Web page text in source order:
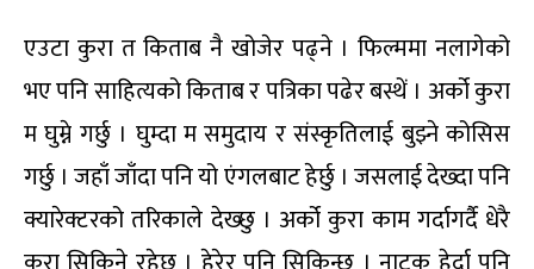
एउटा कुरा त किताब नै खोजेर पढ्ने । फिल्ममा नलागेको
भए पनि साहित्यको किताब र पत्रिका पढेर बस्थें । अर्को कुरा
म घुम्ने गर्छु । घुम्दा म समुदाय र संस्कृतिलाई बुझ्ने कोसिस
गर्छु । जहाँ जाँदा पनि यो एंगलबाट हेर्छु । जसलाई देख्दा पनि
क्यारेक्टरको तरिकाले देख्छु । अर्को कुरा काम गर्दागर्दै धेरै